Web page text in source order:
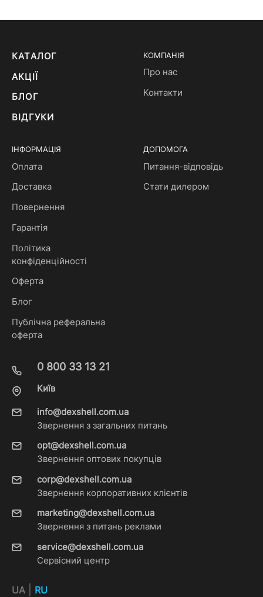
КАТАЛОГ
АКЦІЇ
БЛОГ
ВІДГУКИ
КОМПАНІЯ
Про нас
Контакти
ІНФОРМАЦІЯ
Оплата
Доставка
Повернення
Гарантія
Політика
конфіденційності
Оферта
Блог
Публічна реферальна
оферта
ДОПОМОГА
Питання-відповідь
Стати дилером
0 800 33 13 21
Київ
info@dexshell.com.ua
Звернення з загальних питань
opt@dexshell.com.ua
Звернення оптових покупців
corp@dexshell.com.ua
Звернення корпоративних клієнтів
marketing@dexshell.com.ua
Звернення з питань реклами
service@dexshell.com.ua
Сервісний центр
UA RU